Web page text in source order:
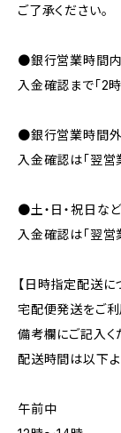
ご了承ください。
●銀行営業時間内
入金確認まで「2
●銀行営業時間外
入金確認は「翌営
●土・日・祝日な
入金確認は「翌営
【日時指定配送に
宅配便発送をご利
備考欄にご記入く
配送時間は以下よ
午前中